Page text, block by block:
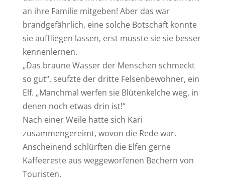
an ihre Familie mitgeben! Aber das war
brandgefährlich, eine solche Botschaft konnte
sie auffliegen lassen, erst musste sie sie besser
kennenlernen.
„Das braune Wasser der Menschen schmeckt
so gut“, seufzte der dritte Felsenbewohner, ein
Elf. „Manchmal werfen sie Blütenkelche weg, in
denen noch etwas drin ist!“
Nach einer Weile hatte sich Kari
zusammengereimt, wovon die Rede war.
Anscheinend schlürften die Elfen gerne
Kaffeereste aus weggeworfenen Bechern von
Touristen.